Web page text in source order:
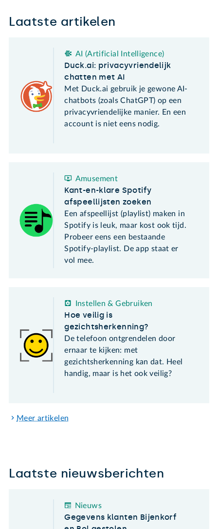
Laatste artikelen
AI (Artificial Intelligence)
Duck.ai: privacyvriendelijk
chatten met AI
Met Duck.ai gebruik je gewone AI-
chatbots (zoals ChatGPT) op een
privacyvriendelijke manier. En een
account is niet eens nodig.
Amusement
Kant-en-klare Spotify
afspeellijsten zoeken
Een afspeellijst (playlist) maken in
Spotify is leuk, maar kost ook tijd.
Probeer eens een bestaande
Spotify-playlist. De app staat er
vol mee.
Instellen & Gebruiken
Hoe veilig is
gezichtsherkenning?
De telefoon ontgrendelen door
ernaar te kijken: met
gezichtsherkenning kan dat. Heel
handig, maar is het ook veilig?
Meer artikelen
Laatste nieuwsberichten
Nieuws
Gegevens klanten Bijenkorf